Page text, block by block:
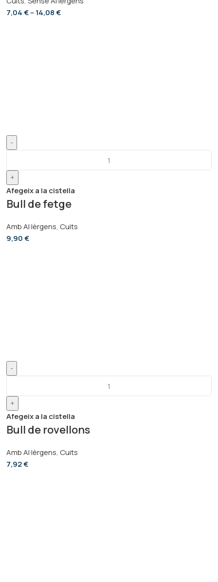
7,04€– 14,08€
-
+
Afegeix a la cistella
Bull de fetge
Amb Al·lèrgens, Cuits
9,90€
-
+
Afegeix a la cistella
Bull de rovellons
Amb Al·lèrgens, Cuits
7,92€